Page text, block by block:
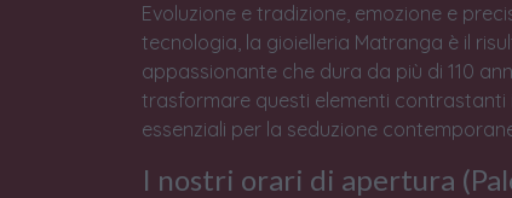
Evoluzione e tradizione, emozione e
tecnologia, la gioielleria Matranga è il
appassionante che dura da più di 110
trasformare questi elementi contrastanti
essenziali per la seduzione
I nostri orari di apertura